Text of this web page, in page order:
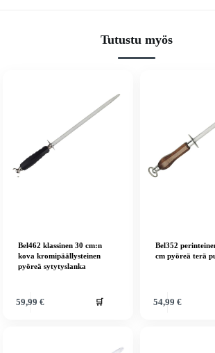
Tutustu myös
Bel462 klassinen 30 cm:n
kova kromipäällysteinen
pyöreä sytytyslanka
59,99 € 🛒
Bel352
cm pyöreä terä
54,99 €